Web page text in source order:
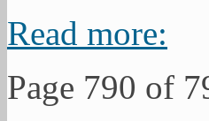
Read more:
Page 790 of